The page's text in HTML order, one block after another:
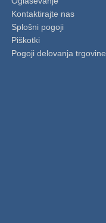
Kontaktirajte nas
Splošni pogoji
Piškotki
Pogoji delovanja trgovine